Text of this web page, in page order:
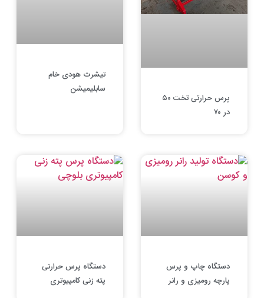
پرس حرارتی تخت ۵۰
در ۷۰
تیشرت هودی خام
سابلیمیشن
دستگاه چاپ و پرس
پارچه رومیزی و رانر
دستگاه پرس حرارتی
پته زنی کامپیوتری